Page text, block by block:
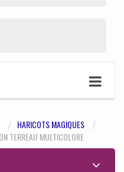
HARICOTS MAGIQUES
TERREAU MULTICOLORE